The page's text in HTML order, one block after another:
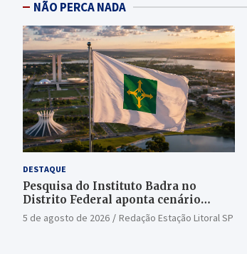
NÃO PERCA NADA
DESTAQUE
Pesquisa do Instituto Badra no
Distrito Federal aponta cenário
aberto para o Senado
5 de agosto de 2026 Redação Estação Litoral SP